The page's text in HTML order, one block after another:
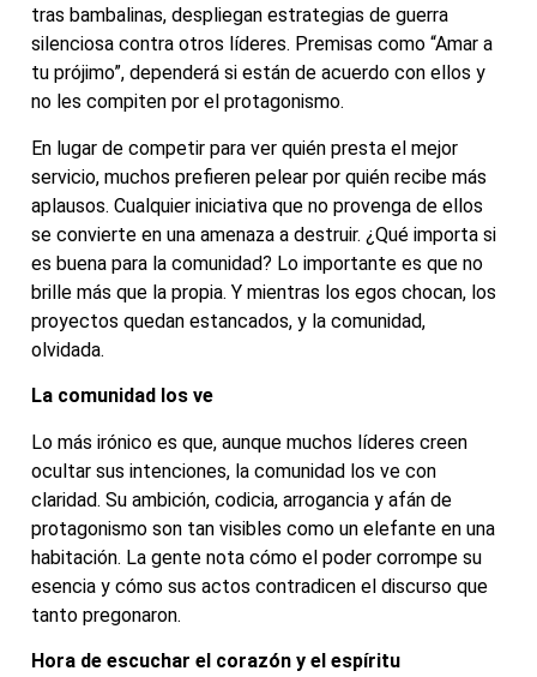
tras bambalinas, despliegan estrategias de guerra
silenciosa contra otros líderes. Premisas como “Amar a
tu prójimo”, dependerá si están de acuerdo con ellos y
no les compiten por el protagonismo.
En lugar de competir para ver quién presta el mejor
servicio, muchos prefieren pelear por quién recibe más
aplausos. Cualquier iniciativa que no provenga de ellos
se convierte en una amenaza a destruir. ¿Qué importa si
es buena para la comunidad? Lo importante es que no
brille más que la propia. Y mientras los egos chocan, los
proyectos quedan estancados, y la comunidad,
olvidada.
La comunidad los ve
Lo más irónico es que, aunque muchos líderes creen
ocultar sus intenciones, la comunidad los ve con
claridad. Su ambición, codicia, arrogancia y afán de
protagonismo son tan visibles como un elefante en una
habitación. La gente nota cómo el poder corrompe su
esencia y cómo sus actos contradicen el discurso que
tanto pregonaron.
Hora de escuchar el corazón y el espíritu